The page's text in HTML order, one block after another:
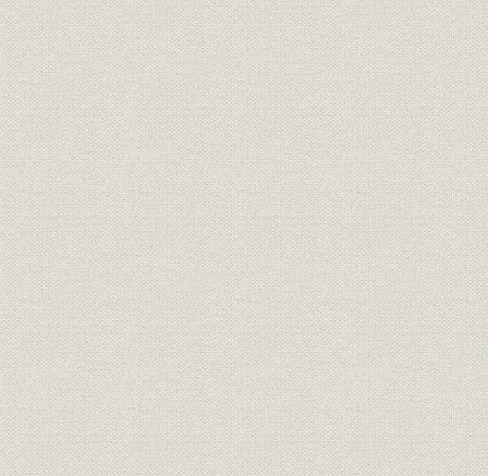
第4節 金属部門
第5節 材料部門
第6節 研究開発部門
第7節 管理間接部門
第8章 低成長時代の到来と対応(1991~1999年)
第1節 バブル崩壊の影響と対応
第2節 資源部門
第3節 金属部門
第4節 材料部門
第5節 研究開発部門
第6節 管理間接部門